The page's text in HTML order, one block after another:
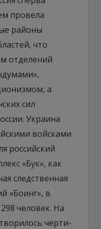
провела
районы
что
отделений
а
сил
Украина
войсками
российский
«Бук», как
следственная
«Боинг», в
человек. На
черти-